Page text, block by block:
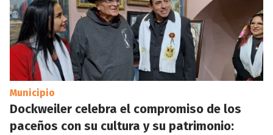
Municipio
Dockweiler celebra el compromiso de los
paceños con su cultura y su patrimonio: